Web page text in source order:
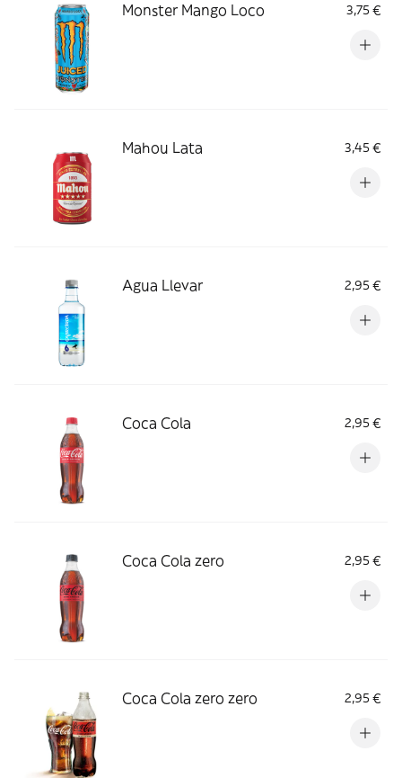
Monster Mango Loco 3,75 €
Mahou Lata 3,45 €
Agua Llevar 2,95 €
Coca Cola 2,95 €
Coca Cola zero 2,95 €
Coca Cola zero zero 2,95 €